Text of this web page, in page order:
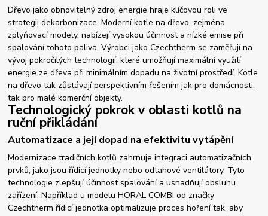
Dřevo jako obnovitelný zdroj energie hraje klíčovou roli ve
strategii dekarbonizace. Moderní kotle na dřevo, zejména
zplyňovací modely, nabízejí vysokou účinnost a nízké emise při
spalování tohoto paliva. Výrobci jako Czechtherm se zaměřují na
vývoj pokročilých technologií, které umožňují maximální využití
energie ze dřeva při minimálním dopadu na životní prostředí. Kotle
na dřevo tak zůstávají perspektivním řešením jak pro domácnosti,
tak pro malé komerční objekty.
Technologický pokrok v oblasti kotlů na
ruční přikládání
Automatizace a její dopad na efektivitu vytápění
Modernizace tradičních kotlů zahrnuje integraci automatizačních
prvků, jako jsou řídicí jednotky nebo odtahové ventilátory. Tyto
technologie zlepšují účinnost spalování a usnadňují obsluhu
zařízení. Například u modelu HORAL COMBI od značky
Czechtherm řídicí jednotka optimalizuje proces hoření tak, aby